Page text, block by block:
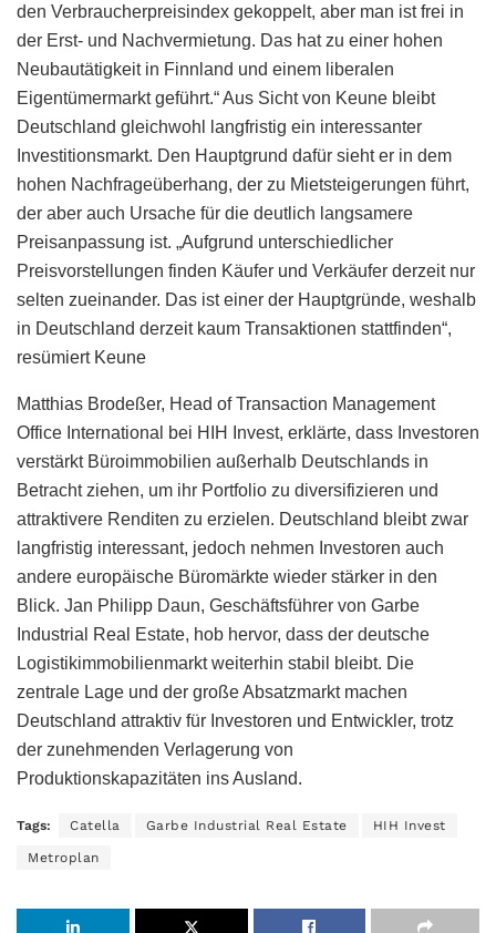
den Verbraucherpreisindex gekoppelt, aber man ist frei in
der Erst- und Nachvermietung. Das hat zu einer hohen
Neubautätigkeit in Finnland und einem liberalen
Eigentümermarkt geführt.“ Aus Sicht von Keune bleibt
Deutschland gleichwohl langfristig ein interessanter
Investitionsmarkt. Den Hauptgrund dafür sieht er in dem
hohen Nachfrageüberhang, der zu Mietsteigerungen führt,
der aber auch Ursache für die deutlich langsamere
Preisanpassung ist. „Aufgrund unterschiedlicher
Preisvorstellungen finden Käufer und Verkäufer derzeit nur
selten zueinander. Das ist einer der Hauptgründe, weshalb
in Deutschland derzeit kaum Transaktionen stattfinden“,
resümiert Keune
Matthias Brodeßer, Head of Transaction Management
Office International bei HIH Invest, erklärte, dass Investoren
verstärkt Büroimmobilien außerhalb Deutschlands in
Betracht ziehen, um ihr Portfolio zu diversifizieren und
attraktivere Renditen zu erzielen. Deutschland bleibt zwar
langfristig interessant, jedoch nehmen Investoren auch
andere europäische Büromärkte wieder stärker in den
Blick. Jan Philipp Daun, Geschäftsführer von Garbe
Industrial Real Estate, hob hervor, dass der deutsche
Logistikimmobilienmarkt weiterhin stabil bleibt. Die
zentrale Lage und der große Absatzmarkt machen
Deutschland attraktiv für Investoren und Entwickler, trotz
der zunehmenden Verlagerung von
Produktionskapazitäten ins Ausland.
Tags: Catella Garbe Industrial Real Estate HIH Invest
Metroplan